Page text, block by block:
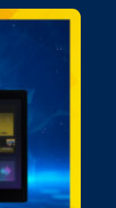
là:
15.500.000₫.